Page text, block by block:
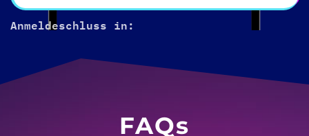
Anmeldeschluss in:
FAQs